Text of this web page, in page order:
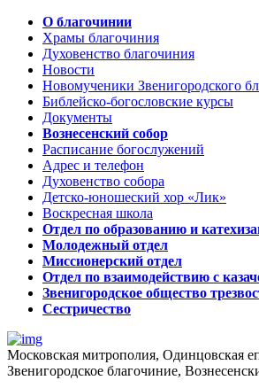
О благочинии
Храмы благочиния
Духовенство благочиния
Новости
Новомученики Звенигородского
Библейско-богословские курсы
Документы
Вознесенский собор
Расписание богослужений
Адрес и телефон
Духовенство собора
Детско-юношеский хор «Лик»
Воскресная школа
Отдел по образованию и
Молодежный отдел
Миссионерский отдел
Отдел по взаимодействию с
Звенигородское общество
Сестричество
Московская митрополия, Одинцовская
Звенигородское благочиние,